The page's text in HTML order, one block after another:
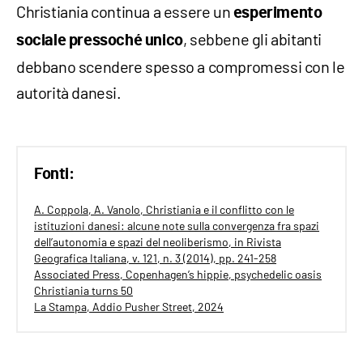
Christiania continua a essere un esperimento
sociale pressoché unico, sebbene gli abitanti
debbano scendere spesso a compromessi con le
autorità danesi.
Fonti:
A. Coppola, A. Vanolo, Christiania e il conflitto con le
istituzioni danesi: alcune note sulla convergenza fra spazi
dell’autonomia e spazi del neoliberismo, in Rivista
Geografica Italiana, v. 121, n. 3 (2014), pp. 241-258
Associated Press, Copenhagen’s hippie, psychedelic oasis
Christiania turns 50
La Stampa, Addio Pusher Street, 2024